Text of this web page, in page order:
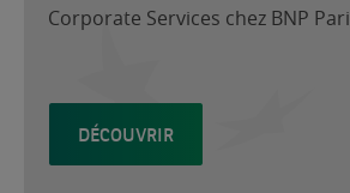
Corporate Services chez BNP
DÉCOUVRIR